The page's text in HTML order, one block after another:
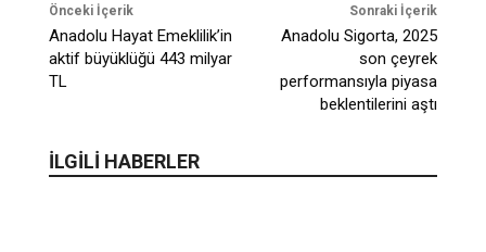
Önceki İçerik
Anadolu Hayat Emeklilik’in
aktif büyüklüğü 443 milyar
TL
Sonraki İçerik
Anadolu Sigorta, 2025
son çeyrek
performansıyla piyasa
beklentilerini aştı
İLGİLİ HABERLER